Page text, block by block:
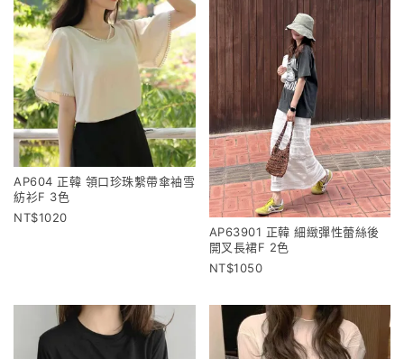
AP604 正韓 領口珍珠繫帶傘袖雪
紡衫F 3色
1020
AP63901 正韓 細緻彈性蕾絲後
開叉長裙F 2色
1050